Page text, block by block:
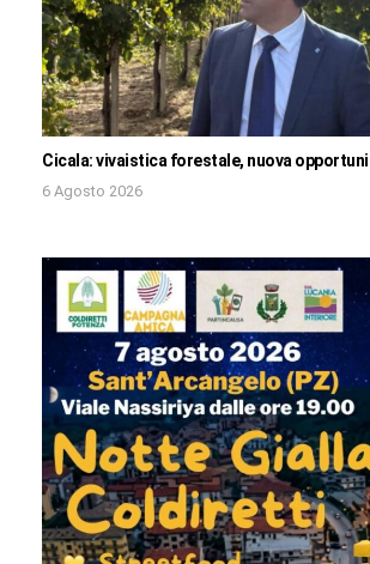
Cicala: vivaistica forestale, nuova
6 Agosto 2026